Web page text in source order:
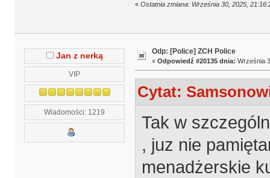
« Ostatnia zmiana: Września 30, 2025,
Jan z nerką
VIP
Wiadomości: 1219
Odp: [Police] ZCH Police
« Odpowiedź #20135 dnia: Września
Cytat:
Tak w
, juz nie
menadżerskie